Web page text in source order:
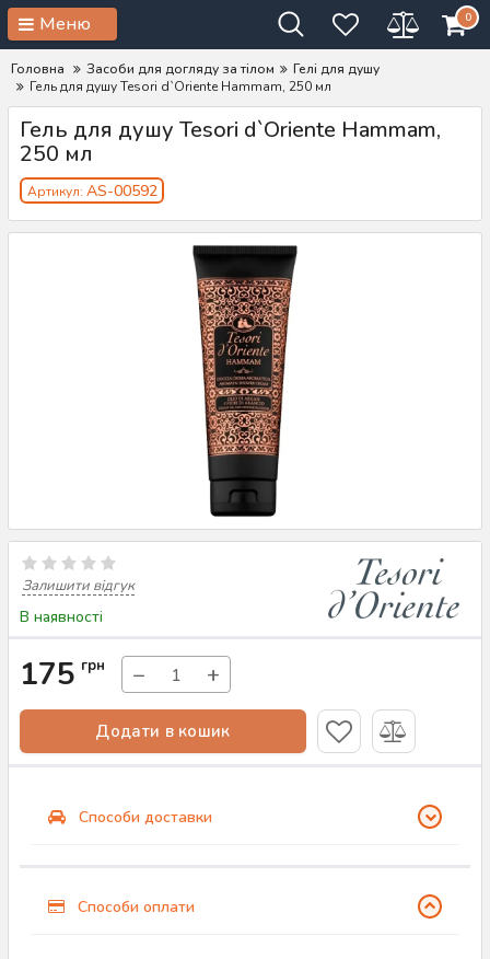
Меню 0
Головна Засоби для догляду за тілом
Гелі для душу
Гель для душу Tesori d`Oriente Hammam, 250 мл
Гель для душу Tesori d`Oriente Hammam,
250 мл
Артикул: AS-00592
Залишити відгук
В наявності
175 грн − +
Додати в кошик
Способи доставки
Способи оплати